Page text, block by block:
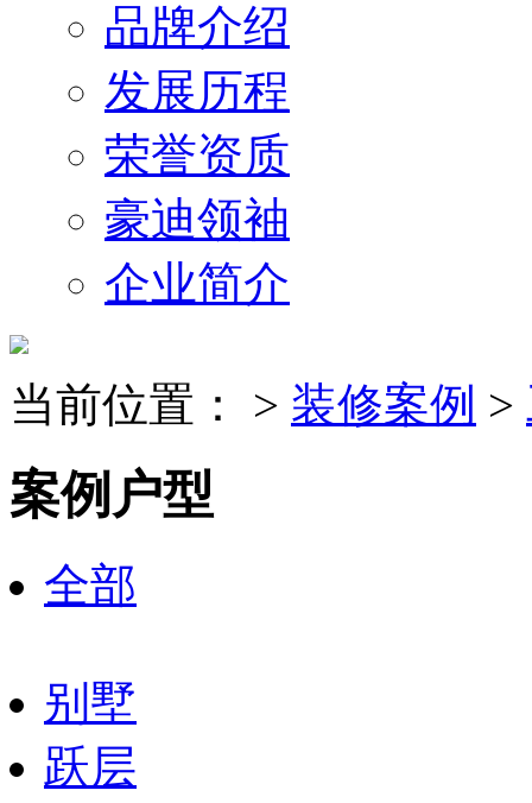
品牌介绍
发展历程
荣誉资质
豪迪领袖
企业简介
当前位置： > 装修案例 >
案例户型
全部
别墅
跃层